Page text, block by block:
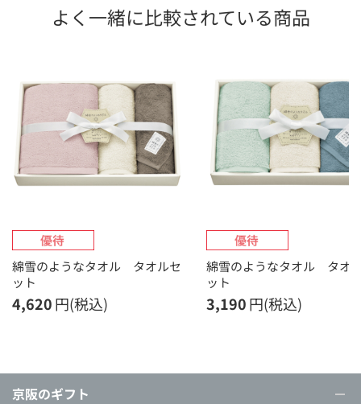
よく一緒に比較されている商品
綿雪のようなタオル タオルセ
ット
4,620円(税込)
綿雪のようなタオル タオ
ット
3,190円(税込)
京阪のギフト